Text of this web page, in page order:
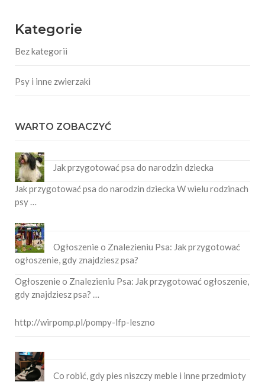
Kategorie
Bez kategorii
Psy i inne zwierzaki
WARTO ZOBACZYĆ
Jak przygotować psa do narodzin dziecka
Jak przygotować psa do narodzin dziecka W wielu rodzinach
psy …
Ogłoszenie o Znalezieniu Psa: Jak przygotować
ogłoszenie, gdy znajdziesz psa?
Ogłoszenie o Znalezieniu Psa: Jak przygotować ogłoszenie,
gdy znajdziesz psa? …
http://wirpomp.pl/pompy-lfp-leszno
Co robić, gdy pies niszczy meble i inne przedmioty